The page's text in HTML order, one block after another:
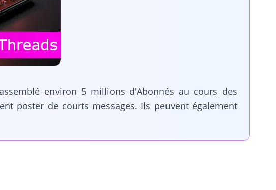
environ 5 millions d'Abonnés au cours des
poster de courts messages. Ils peuvent également